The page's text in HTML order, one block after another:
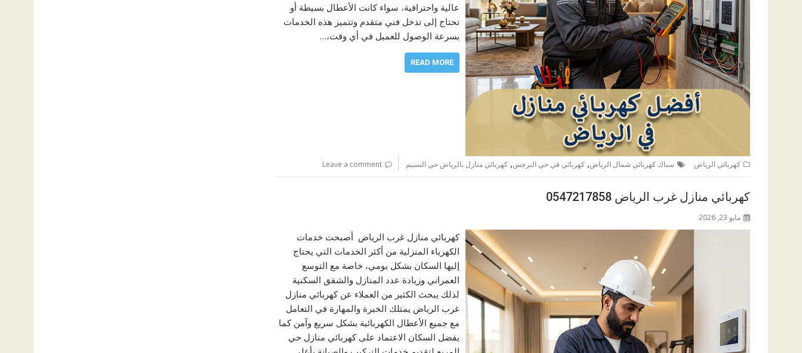
عالية واحترافية، سواء كانت الأعطال بسيطة أو
تحتاج إلى تدخل فني متقدم وتتميز هذه الخدمات
بسرعة الوصول للعميل في أي وقت،…
READ MORE
كهربائي الرياض سباك كهربائي شمال الرياض, كهربائي في حي النرجس, كهربائي منازل بالرياض حي النسيم Leave a comment
كهربائي منازل غرب الرياض 0547217858
مايو 23, 2026
كهربائي منازل غرب الرياض أصبحت خدمات
الكهرباء المنزلية من أكثر الخدمات التي يحتاج
إليها السكان بشكل يومي، خاصة مع التوسع
العمراني وزيادة عدد المنازل والشقق السكنية
لذلك يبحث الكثير من العملاء عن كهربائي منازل
غرب الرياض يمتلك الخبرة والمهارة في التعامل
مع جميع الأعطال الكهربائية بشكل سريع وآمن كما
يفضل السكان الاعتماد على كهربائي منازل حي